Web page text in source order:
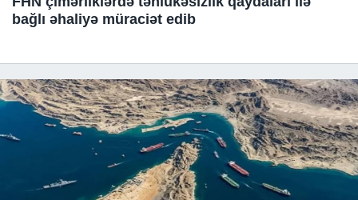
bağlı əhaliyə müraciət edib